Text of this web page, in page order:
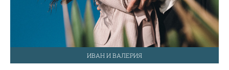
ИВАН И ВАЛЕРИЯ